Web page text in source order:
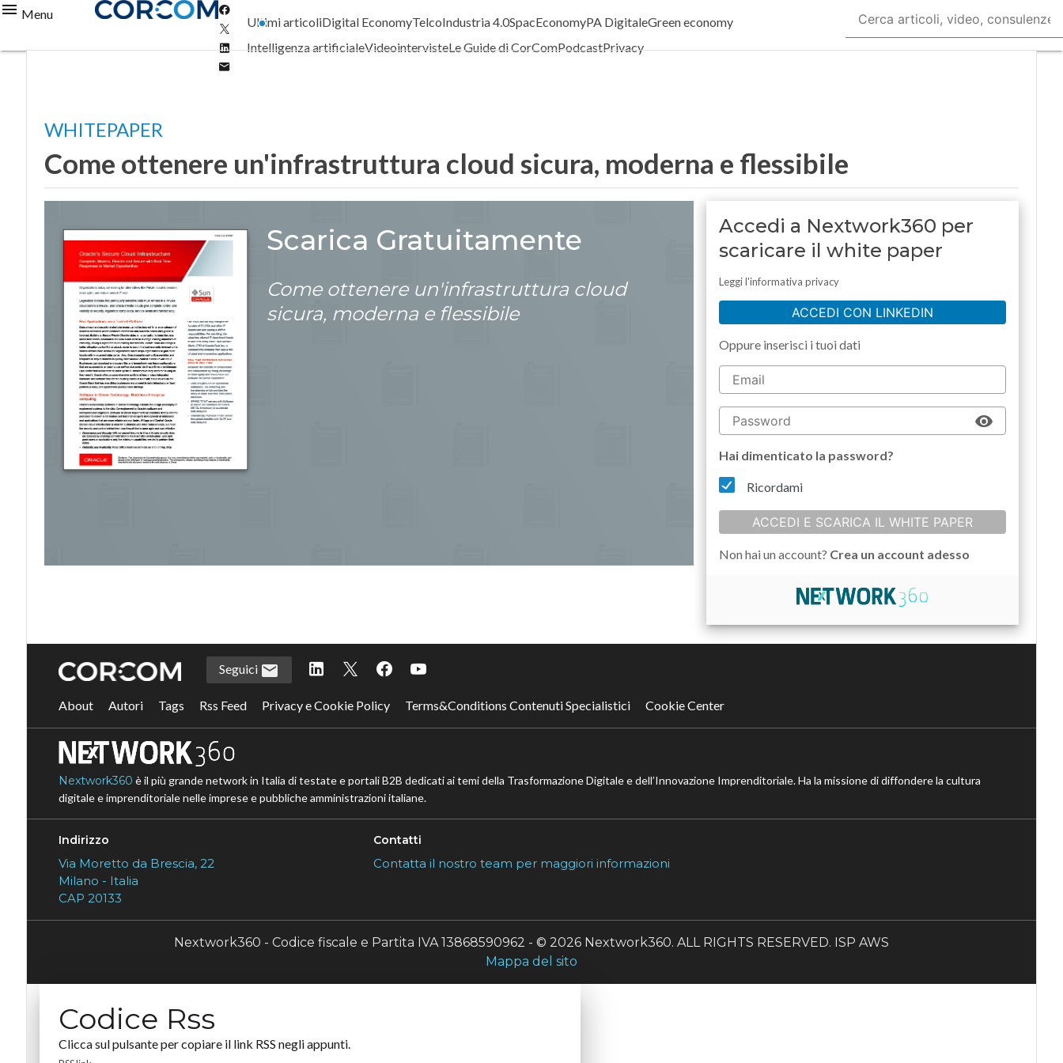
Menu
Twitter
Linkedin
Ultimi articoliDigital EconomyTelcoIndustria 4.0SpacEconomyPA DigitaleGreen economy
Intelligenza artificialeVideointervisteLe Guide di CorComPodcastPrivacy
WHITEPAPER
Come ottenere un'infrastruttura cloud sicura, moderna e flessibile
Scarica Gratuitamente
Come ottenere un'infrastruttura cloud
sicura, moderna e flessibile
Accedi a Nextwork360 per
scaricare il white paper
Leggi l'informativa privacy
ACCEDI CON LINKEDIN
Oppure inserisci i tuoi dati
Hai dimenticato la password?
Ricordami
ACCEDI E SCARICA IL WHITE PAPER
Non hai un account? Crea un account adesso
Seguici
About Autori Tags Rss Feed Privacy e Cookie Policy Terms&Conditions Contenuti Specialistici Cookie Center
Nextwork360 è il più grande network in Italia di testate e portali B2B dedicati ai temi della Trasformazione Digitale e dell’Innovazione Imprenditoriale. Ha la missione di diffondere la cultura
digitale e imprenditoriale nelle imprese e pubbliche amministrazioni italiane.
Indirizzo
Via Moretto da Brescia, 22
Milano - Italia
CAP 20133
Contatti
Contatta il nostro team per maggiori informazioni
Nextwork360 - Codice fiscale e Partita IVA 13868590962 - © 2026 Nextwork360. ALL RIGHTS RESERVED. ISP AWS
Mappa del sito
Codice Rss
Clicca sul pulsante per copiare il link RSS negli appunti.